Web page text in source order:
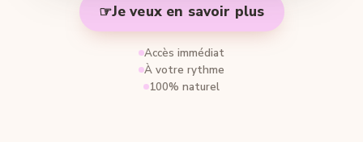
☞Je veux en savoir plus
Accès immédiat
À votre rythme
100% naturel